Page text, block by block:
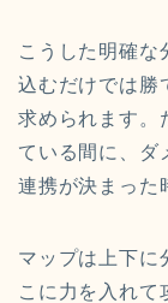
こうした明確な
込むだけでは勝
求められます。
ている間に、ダ
連携が決まった
マップは上下に
こに力を入れて